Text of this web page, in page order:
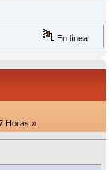
En línea
Horas »